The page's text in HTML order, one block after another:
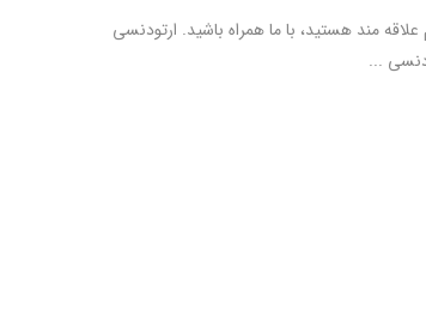
مند هستید، با ما همراه باشید. ارتودنسی
...